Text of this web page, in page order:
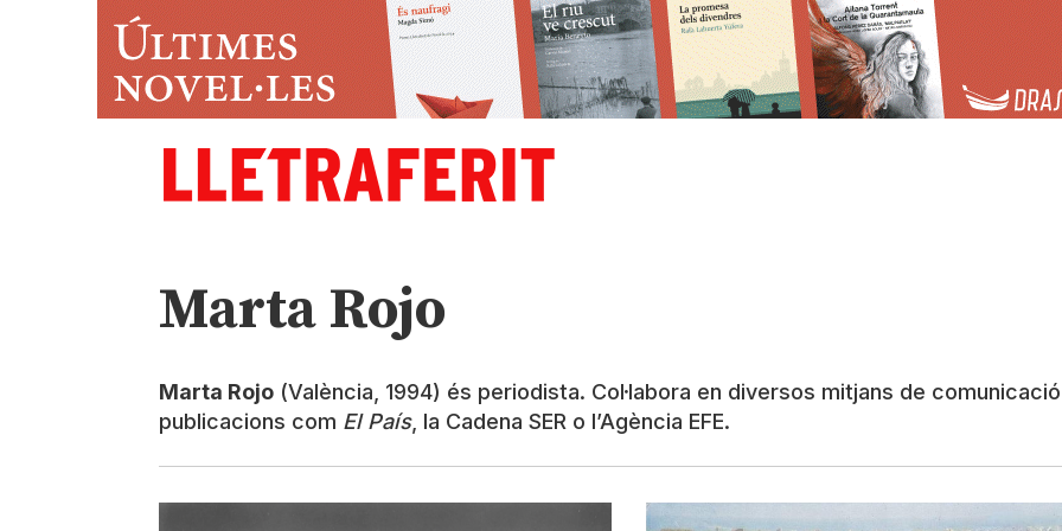
Marta Rojo
Marta Rojo (València, 1994) és periodista. Col·labora en diversos mitjans de
publicacions com El País, la Cadena SER o l’Agència EFE.